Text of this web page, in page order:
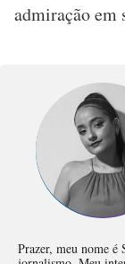
admiração em
Prazer, meu nome é